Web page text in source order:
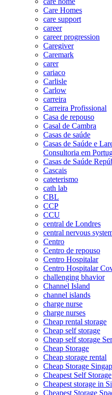
Care Homes
care support
career
career progression
Caregiver
Caremark
carer
cariaco
Carlisle
Carlow
carreira
Carreira Profissional
Casa de repouso
Casal de Cambra
Casas de saúde
Casas de Saúde e
Consultoria em
Casas de Saúde
Cascais
cateterismo
cath lab
CBL
CCP
CCU
central de Londres
central nervous
Centro
Centro de repouso
Centro Hospitalar
Centro Hospitalar
challenging bhavior
Channel Island
channel islands
charge nurse
charge nurses
Cheap rental storage
Cheap self storage
Cheap self storage
Cheap Storage
Cheap storage rental
Cheap Storage
Cheapest Self Storage
Cheapest storage in
Cheapest Storage